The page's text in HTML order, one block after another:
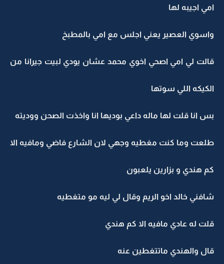
امي اجيبه لها
واسوي العصير يعني اجلس مع امي بالمطبخ
قالت لي امي اصحي اخوي محمد عشان يودي لبيت جيرانا من
الكيكه اللي سوتها
بس انا قلت لها ماله داعي بوديها انا واخذت الصحن ووديته
طلعت وما كنت مغطيه وجهي لان الشارع فاضي ومافيه الا
كم هندي و بزارين يلعبون
شافني خالد اخو الريم وقال لي ليه مو متغطيه
قلت له عادي مافيه الا كم هندي
قال والهندي ماتتغطين عنه